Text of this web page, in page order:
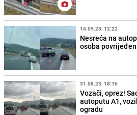
14.09.23. 12:22
Nesreća na
osoba
31.08.23. 18:16
Vozači, oprez!
autoputu A1,
ogradu